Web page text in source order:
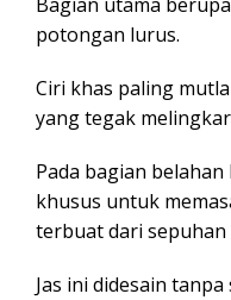
potongan lurus.
Ciri khas paling
yang tegak
Pada bagian
khusus untuk
terbuat dari sepuhan
Jas ini didesain